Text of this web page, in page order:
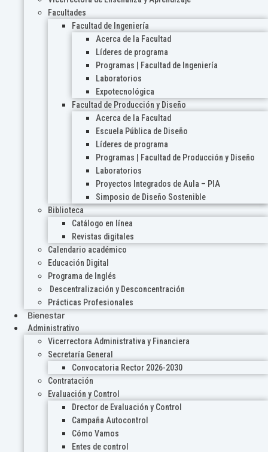
Facultades
Facultad de Ingeniería
Acerca de la Facultad
Líderes de programa
Programas | Facultad de Ingeniería
Laboratorios
Expotecnológica
Facultad de Producción y Diseño
Acerca de la Facultad
Escuela Pública de Diseño
Líderes de programa
Programas | Facultad de Producción y Diseño
Laboratorios
Proyectos Integrados de Aula – PIA
Simposio de Diseño Sostenible
Biblioteca
Catálogo en línea
Revistas digitales
Calendario académico
Educación Digital
Programa de Inglés
Descentralización y Desconcentración
Prácticas Profesionales
Bienestar
Administrativo
Vicerrectora Administrativa y Financiera
Secretaría General
Convocatoria Rector 2026-2030
Contratación
Evaluación y Control
Drector de Evaluación y Control
Campaña Autocontrol
Cómo Vamos
Entes de control